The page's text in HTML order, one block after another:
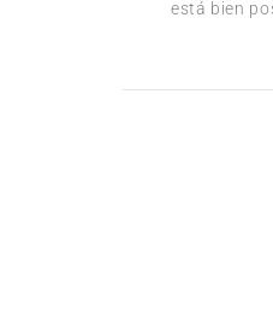
está bien